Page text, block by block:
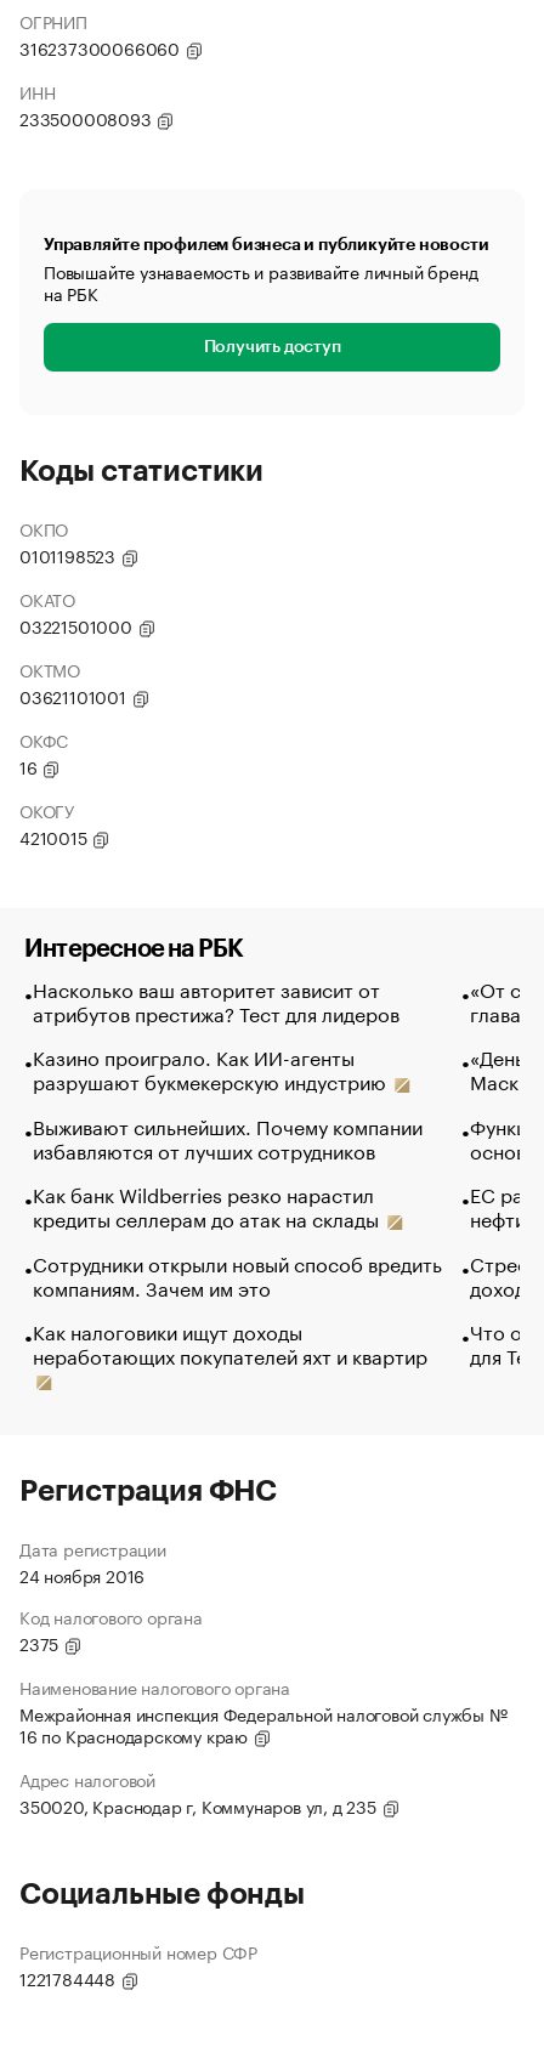
ОГРНИП
316237300066060
ИНН
233500008093
Управляйте профилем бизнеса и публикуйте новости
Повышайте узнаваемость и развивайте личный бренд
на РБК
Получить доступ
Коды статистики
ОКПО
0101198523
ОКАТО
03221501000
ОКТМО
03621101001
ОКФС
16
ОКОГУ
4210015
Интересное на РБК
Насколько ваш авторитет зависит от
атрибутов престижа? Тест для лидеров
Казино проиграло. Как ИИ-агенты
разрушают букмекерскую индустрию
Выживают сильнейших. Почему компании
избавляются от лучших сотрудников
Как банк Wildberries резко нарастил
кредиты селлерам до атак на склады
Сотрудники открыли новый способ вредить
компаниям. Зачем им это
Как налоговики ищут доходы
неработающих покупателей яхт и квартир
«От
глава
Маск в
основ
ЕС
нефти
Что
для
Регистрация ФНС
Дата регистрации
24 ноября 2016
Код налогового органа
2375
Наименование налогового органа
Межрайонная инспекция Федеральной налоговой службы №
16 по Краснодарскому краю
Адрес налоговой
350020, Краснодар г, Коммунаров ул, д 235
Социальные фонды
Регистрационный номер СФР
1221784448